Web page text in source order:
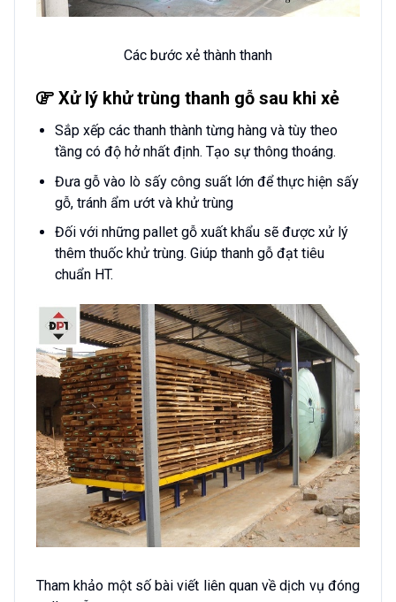
Các bước xẻ thành thanh
Xử lý khử trùng thanh gỗ sau khi xẻ
Sắp xếp các thanh thành từng hàng và tùy theo
tầng có độ hở nhất định. Tạo sự thông thoáng.
Đưa gỗ vào lò sấy công suất lớn để thực hiện sấy
gỗ, tránh ẩm ướt và khử trùng
Đối với những pallet gỗ xuất khẩu sẽ được xử lý
thêm thuốc khử trùng. Giúp thanh gỗ đạt tiêu
chuẩn HT.
Tham khảo một số bài viết liên quan về dịch vụ đóng